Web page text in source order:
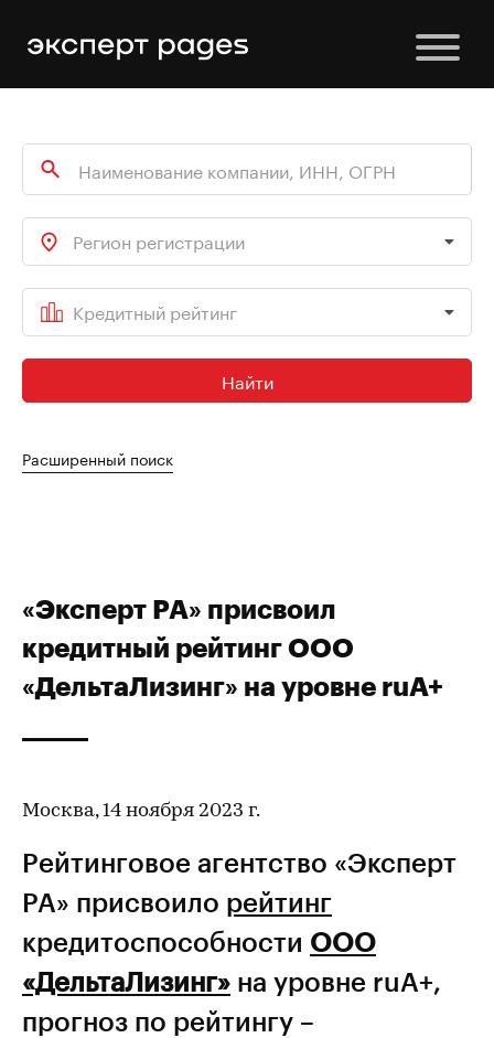
Регион регистрации
Кредитный рейтинг
Найти
Расширенный поиск
«Эксперт РА» присвоил
кредитный рейтинг ООО
«ДельтаЛизинг» на уровне ruA+
Москва, 14 ноября 2023 г.
Рейтинговое агентство «Эксперт
РА» присвоило рейтинг
кредитоспособности ООО
«ДельтаЛизинг» на уровне ruA+,
прогноз по рейтингу –